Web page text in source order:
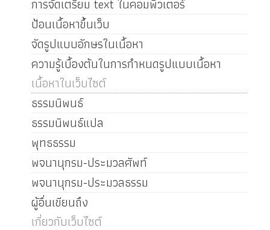
การจัดเตรียม text ในคอมพิวเตอร์
ป้อนเนื้อหาขึ้นเว็บ
จัดรูปแบบอักษรในเนื้อหา
ความรู้เบื้องต้นในการกำหนดรูปแบบเนื้อหา
เนื้อหาในเว็บไซต์
ธรรมนิพนธ์
ธรรมนิพนธ์แปล
พุทธธรรม
พจนานุกรม-ประมวลศัพท์
พจนานุกรม-ประมวลธรรม
ผู้อื่นเขียนถึง
เกี่ยวกับเว็บไซต์